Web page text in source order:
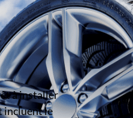
à installer
incluent le